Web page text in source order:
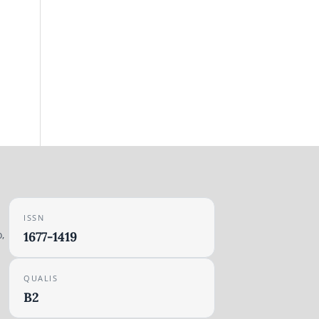
ISSN
1677-1419
QUALIS
B2